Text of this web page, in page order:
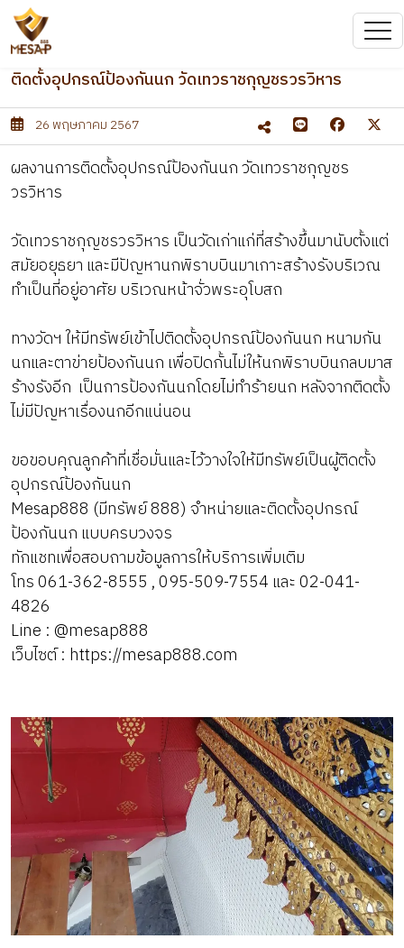
ติดตั้งอุปกรณ์ป้องกันนก วัดเทวราชกุญชรวรวิหาร
26 พฤษภาคม 2567
ผลงานการติดตั้งอุปกรณ์ป้องกันนก วัดเทวราชกุญชร
วรวิหาร
วัดเทวราชกุญชรวรวิหาร เป็นวัดเก่าแก่ที่สร้างขึ้นมานับตั้งแต่
สมัยอยุธยา และมีปัญหานกพิราบบินมาเกาะสร้างรังบริเวณ
ทำเป็นที่อยู่อาศัย บริเวณหน้าจั่วพระอุโบสถ
ทางวัดฯ ให้มีทรัพย์เข้าไปติดตั้งอุปกรณ์ป้องกันนก หนามกัน
นกและตาข่ายป้องกันนก เพื่อปิดกั้นไม่ให้นกพิราบบินกลบมาส
ร้างรังอีก เป็นการป้องกันนกโดยไม่ทำร้ายนก หลังจากติดตั้ง
ไม่มีปัญหาเรื่องนกอีกแน่นอน
ขอขอบคุณลูกค้าที่เชื่อมั่นและไว้วางใจให้มีทรัพย์เป็นผู้ติดตั้ง
อุปกรณ์ป้องกันนก
Mesap888 (มีทรัพย์ 888) จำหน่ายและติดตั้งอุปกรณ์
ป้องกันนก แบบครบวงจร
ทักแชทเพื่อสอบถามข้อมูลการให้บริการเพิ่มเติม
โทร 061-362-8555 , 095-509-7554 และ 02-041-
4826
Line : @mesap888
เว็บไซต์ : https://mesap888.com